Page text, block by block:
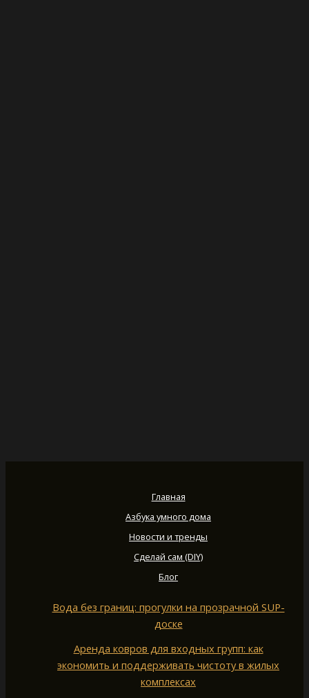
Главная
Азбука умного дома
Новости и тренды
Сделай сам (DIY)
Блог
Вода без границ: прогулки на прозрачной SUP-
доске
Аренда ковров для входных групп: как
экономить и поддерживать чистоту в жилых
комплексах